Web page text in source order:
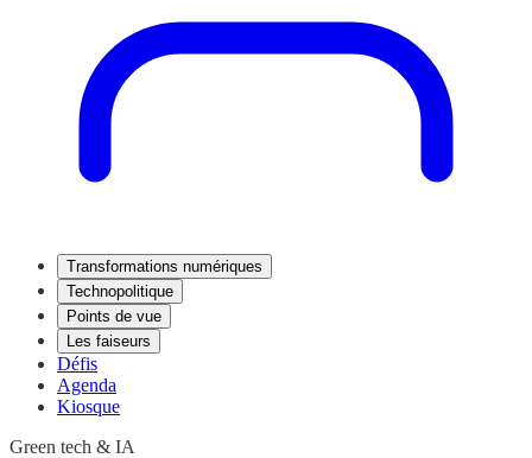
Transformations numériques
Technopolitique
Points de vue
Les faiseurs
Défis
Agenda
Kiosque
Green tech & IA